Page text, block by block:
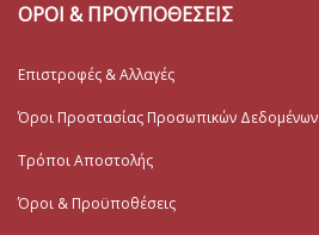
ΟΡΟΙ & ΠΡΟΥΠΟΘΕΣΕΙΣ
Επιστροφές & Αλλαγές
Όροι Προστασίας Προσωπικών Δεδομένων
Τρόποι Αποστολής
Όροι & Προϋποθέσεις